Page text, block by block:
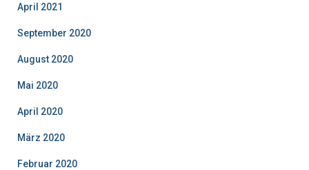
April 2021
September 2020
August 2020
Mai 2020
April 2020
März 2020
Februar 2020